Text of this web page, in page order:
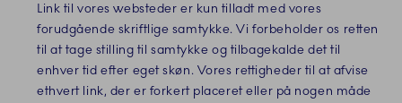
Link til vores websteder er kun tilladt med vores
forudgående skriftlige samtykke. Vi forbeholder os retten
til at tage stilling til samtykke og tilbagekalde det til
enhver tid efter eget skøn. Vores rettigheder til at afvise
ethvert link, der er forkert placeret eller på nogen måde